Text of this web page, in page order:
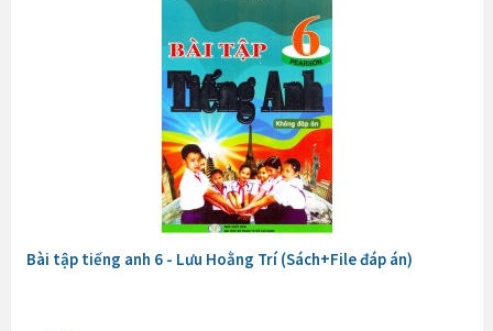
Bài tập tiếng anh 6 - Lưu Hoằng Trí (Sách+File đáp án)